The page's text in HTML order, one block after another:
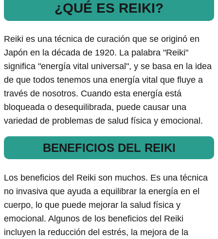
¿QUÉ ES REIKI?
Reiki es una técnica de curación que se originó en
Japón en la década de 1920. La palabra "Reiki"
significa "energía vital universal", y se basa en la idea
de que todos tenemos una energía vital que fluye a
través de nosotros. Cuando esta energía está
bloqueada o desequilibrada, puede causar una
variedad de problemas de salud física y emocional.
BENEFICIOS DEL REIKI
Los beneficios del Reiki son muchos. Es una técnica
no invasiva que ayuda a equilibrar la energía en el
cuerpo, lo que puede mejorar la salud física y
emocional. Algunos de los beneficios del Reiki
incluyen la reducción del estrés, la mejora de la